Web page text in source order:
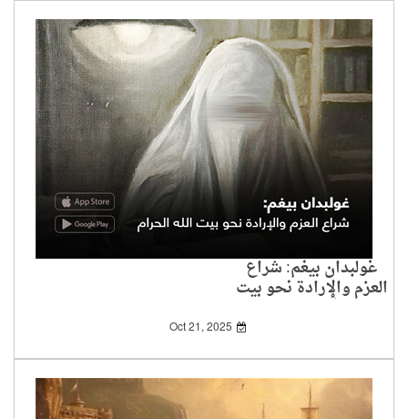
غولبدان بيغم: شراع
العزم والإرادة نحو بيت
الله الحرام
Oct 21, 2025